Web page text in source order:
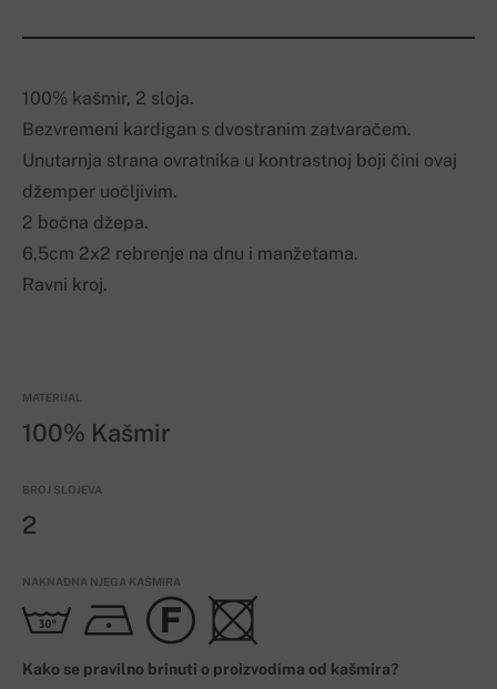
100% kašmir, 2 sloja.
Bezvremeni kardigan s dvostranim zatvaračem.
Unutarnja strana ovratnika u kontrastnoj boji čini ovaj
džemper uočljivim.
2 bočna džepa.
6,5cm 2x2 rebrenje na dnu i manžetama.
Ravni kroj.
MATERIJAL
100% Kašmir
BROJ SLOJEVA
2
NAKNADNA NJEGA KAŠMIRA
Kako se pravilno brinuti o proizvodima od kašmira?